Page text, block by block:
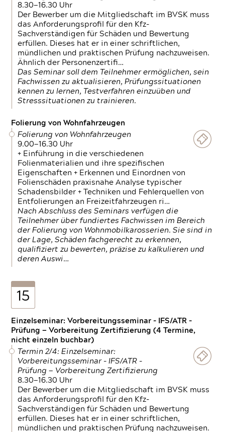
8.30—16.30 Uhr
Der Bewerber um die Mitgliedschaft im BVSK muss
das Anforderungsprofil für den Kfz-
Sachverständigen für Schäden und Bewertung
erfüllen. Dieses hat er in einer schriftlichen,
mündlichen und praktischen Prüfung nachzuweisen.
Ähnlich der Personenzertifi…
Das Seminar soll dem Teilnehmer ermöglichen, sein
Fachwissen zu aktualisieren, Prüfungssituationen
kennen zu lernen, Testverfahren einzuüben und
Stresssituationen zu trainieren.
Folierung von Wohnfahrzeugen
Folierung von Wohnfahrzeugen
9.00—16.30 Uhr
+ Einführung in die verschiedenen
Folienmaterialien und ihre spezifischen
Eigenschaften + Erkennen und Einordnen von
Folienschäden praxisnahe Analyse typischer
Schadensbilder + Techniken und Fehlerquellen von
Entfolierungen an Freizeitfahrzeugen ri…
Nach Abschluss des Seminars verfügen die
Teilnehmer über fundiertes Fachwissen im Bereich
der Folierung von Wohnmobilkarosserien. Sie sind in
der Lage, Schäden fachgerecht zu erkennen,
qualifiziert zu bewerten, präzise zu kalkulieren und
deren Auswi…
15
Einzelseminar: Vorbereitungsseminar - IFS/ATR -
Prüfung — Vorbereitung Zertifizierung (4 Termine,
nicht einzeln buchbar)
Termin 2/4: Einzelseminar:
Vorbereitungsseminar - IFS/ATR -
Prüfung — Vorbereitung Zertifizierung
8.30—16.30 Uhr
Der Bewerber um die Mitgliedschaft im BVSK muss
das Anforderungsprofil für den Kfz-
Sachverständigen für Schäden und Bewertung
erfüllen. Dieses hat er in einer schriftlichen,
mündlichen und praktischen Prüfung nachzuweisen.